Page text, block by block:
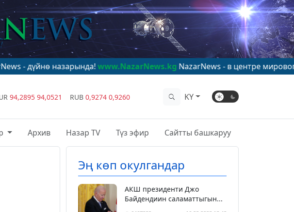
www.NazarNews.kgNazarNews - в центре мирового внимания!
94,2895 94,0521 RUB 0,9274 0,9260 KY
Архив Назар TV Түз эфир Сайтты башкаруу
Эң көп окулгандар
АКШ президенти Джо
Байдендиин саламаттыгын...